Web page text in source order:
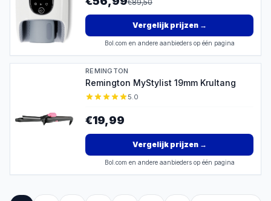
€89,50
Vergelijk prijzen→
Bol.com en andere aanbieders op één pagina
REMINGTON
Remington MyStylist 19mm Krultang
5.0
€19,99
Vergelijk prijzen→
Bol.com en andere aanbieders op één pagina